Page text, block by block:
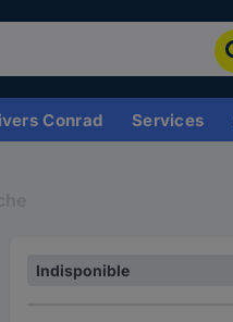
Conrad Services
Indisponible